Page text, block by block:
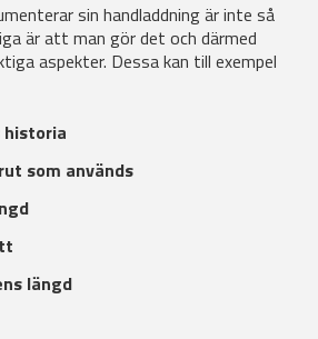
sin handladdning är inte så
är att man gör det och därmed
aspekter. Dessa kan till exempel
historia
som används
längd